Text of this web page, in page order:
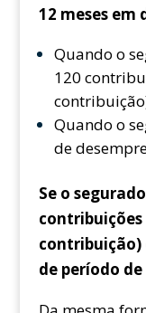
12 meses em
Quando o
120
Quando o
de
Se o
contribuições
contribuição)
de período